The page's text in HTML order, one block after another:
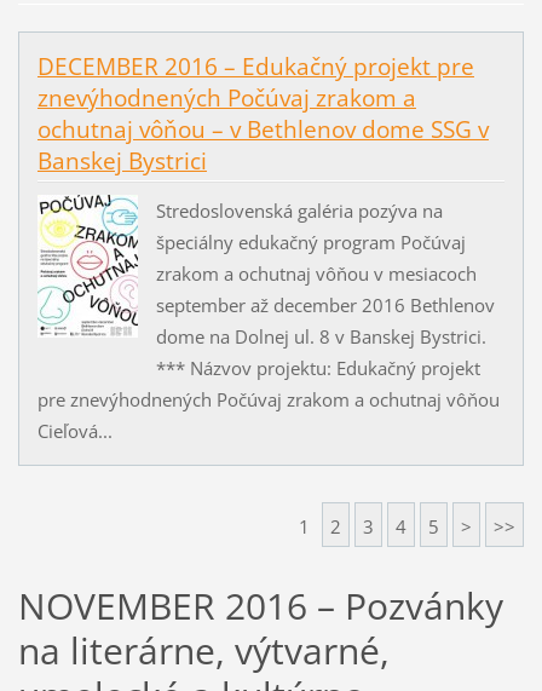
DECEMBER 2016 – Edukačný projekt pre
znevýhodnených Počúvaj zrakom a
ochutnaj vôňou – v Bethlenov dome SSG v
Banskej Bystrici
Stredoslovenská galéria pozýva na
špeciálny edukačný program Počúvaj
zrakom a ochutnaj vôňou v mesiacoch
september až december 2016 Bethlenov
dome na Dolnej ul. 8 v Banskej Bystrici.
*** Názvov projektu: Edukačný projekt
pre znevýhodnených Počúvaj zrakom a ochutnaj vôňou
Cieľová...
1 2 3 4 5 > >>
NOVEMBER 2016 – Pozvánky
na literárne, výtvarné,